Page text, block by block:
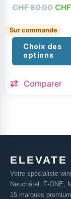
CHF80.00 CHF
Sur commande
Choix des
options
Comparer
ELEVATE
Votre spécialiste
Neuchâtel. F-ONE,
15 marques